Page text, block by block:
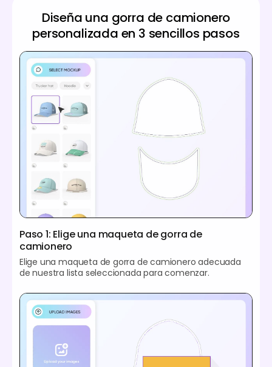
Diseña una gorra de camionero
personalizada en 3 sencillos pasos
Paso 1: Elige una maqueta de gorra de
camionero
Elige una maqueta de gorra de camionero adecuada
de nuestra lista seleccionada para comenzar.